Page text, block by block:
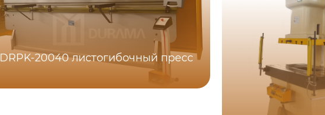
DRPK-20040 листогибочный пресс